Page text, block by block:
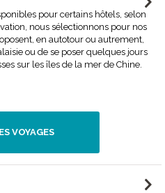
pour certains hôtels, selon
nous sélectionnons pour nos
en autotour ou autrement,
ou de se poser quelques jours
sur les îles de la mer de Chine.
VOYAGES